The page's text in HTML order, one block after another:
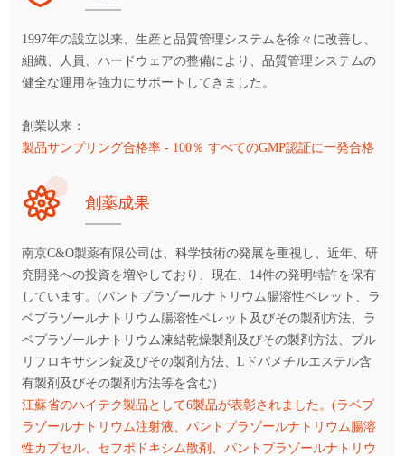
1997年の設立以来、生産と品質管理システムを徐々に改善し、
組織、人員、ハードウェアの整備により、品質管理システムの
健全な運用を強力にサポートしてきました。
創業以来：
製品サンプリング合格率 - 100％ すべてのGMP認証に一発合格
創薬成果
南京C&O製薬有限公司は、科学技術の発展を重視し、近年、研
究開発への投資を増やしており、現在、14件の発明特許を保有
しています。(パントプラゾールナトリウム腸溶性ペレット、ラ
ベプラゾールナトリウム腸溶性ペレット及びその製剤方法、ラ
ベプラゾールナトリウム凍結乾燥製剤及びその製剤方法、プル
リフロキサシン錠及びその製剤方法、Lドパメチルエステル含
有製剤及びその製剤方法等を含む）
江蘇省のハイテク製品として6製品が表彰されました。(ラベプ
ラゾールナトリウム注射液、パントプラゾールナトリウム腸溶
性カプセル、セフポドキシム散剤、パントプラゾールナトリウ